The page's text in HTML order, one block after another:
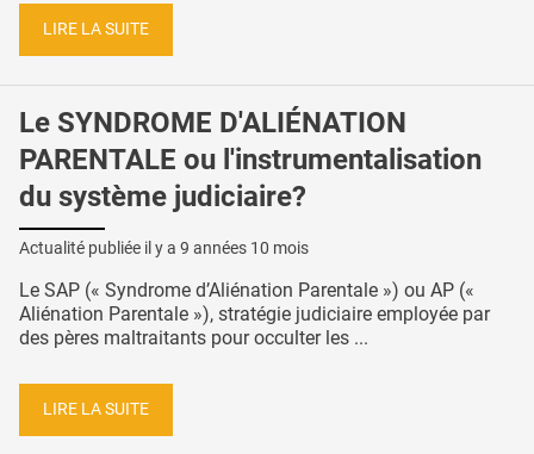
LIRE LA SUITE
Le SYNDROME D'ALIÉNATION
PARENTALE ou l'instrumentalisation
du système judiciaire?
Actualité publiée il y a 9 années 10 mois
Le SAP (« Syndrome d’Aliénation Parentale ») ou AP («
Aliénation Parentale »), stratégie judiciaire employée par
des pères maltraitants pour occulter les ...
LIRE LA SUITE